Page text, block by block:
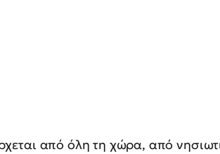
από όλη τη χώρα, από